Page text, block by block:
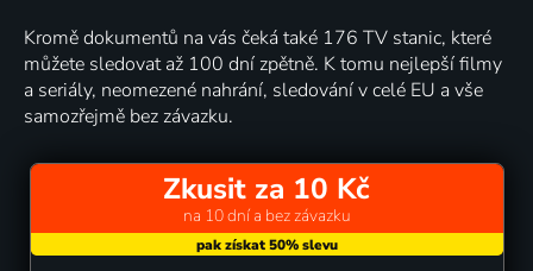
Kromě dokumentů na vás čeká také 176 TV stanic, které
můžete sledovat až 100 dní zpětně. K tomu nejlepší filmy
a seriály, neomezené nahrání, sledování v celé EU a vše
samozřejmě bez závazku.
Zkusit za 10 Kč
na 10 dní a bez závazku